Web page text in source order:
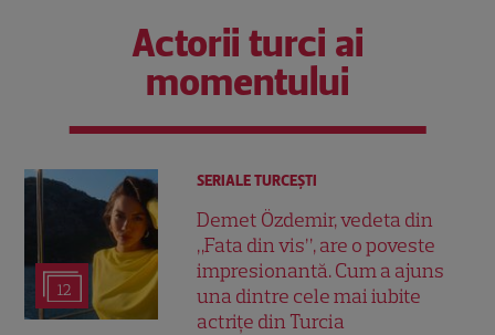
Actorii turci ai
momentului
12
SERIALE TURCEŞTI
Demet Özdemir, vedeta din
„Fata din vis”, are o poveste
impresionantă. Cum a ajuns
una dintre cele mai iubite
actrițe din Turcia